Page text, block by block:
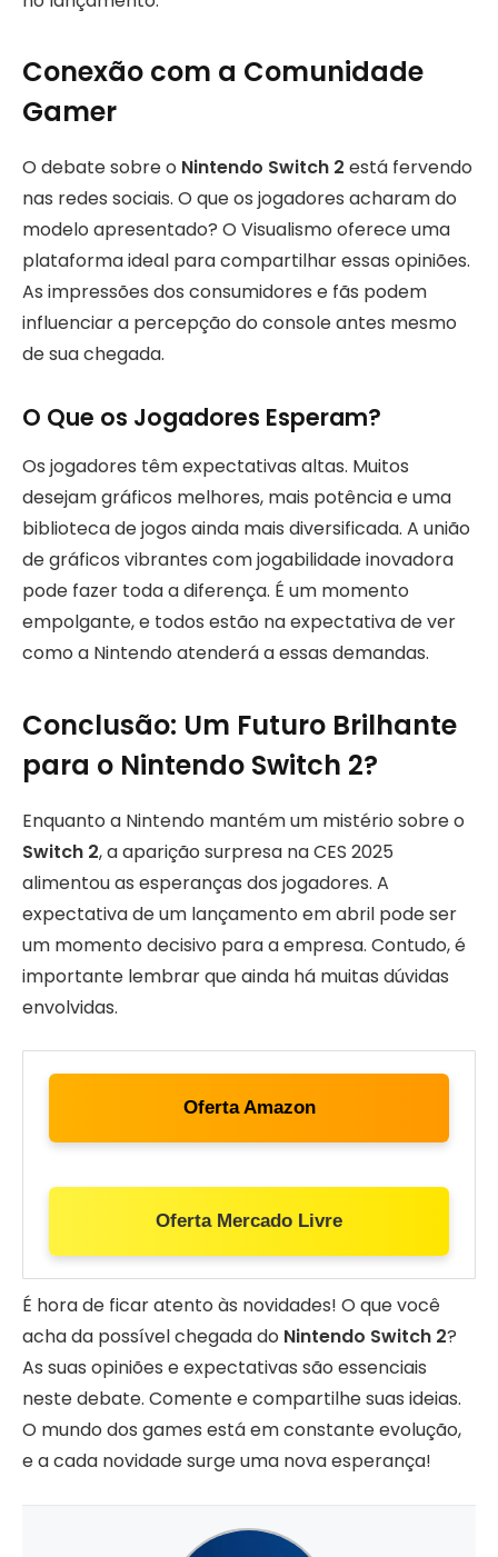
Conexão com a Comunidade
Gamer
O debate sobre o Nintendo Switch 2 está fervendo
nas redes sociais. O que os jogadores acharam do
modelo apresentado? O Visualismo oferece uma
plataforma ideal para compartilhar essas opiniões.
As impressões dos consumidores e fãs podem
influenciar a percepção do console antes mesmo
de sua chegada.
O Que os Jogadores Esperam?
Os jogadores têm expectativas altas. Muitos
desejam gráficos melhores, mais potência e uma
biblioteca de jogos ainda mais diversificada. A união
de gráficos vibrantes com jogabilidade inovadora
pode fazer toda a diferença. É um momento
empolgante, e todos estão na expectativa de ver
como a Nintendo atenderá a essas demandas.
Conclusão: Um Futuro Brilhante
para o Nintendo Switch 2?
Enquanto a Nintendo mantém um mistério sobre o
Switch 2, a aparição surpresa na CES 2025
alimentou as esperanças dos jogadores. A
expectativa de um lançamento em abril pode ser
um momento decisivo para a empresa. Contudo, é
importante lembrar que ainda há muitas dúvidas
envolvidas.
Oferta Amazon
Oferta Mercado Livre
É hora de ficar atento às novidades! O que você
acha da possível chegada do Nintendo Switch 2?
As suas opiniões e expectativas são essenciais
neste debate. Comente e compartilhe suas ideias.
O mundo dos games está em constante evolução,
e a cada novidade surge uma nova esperança!